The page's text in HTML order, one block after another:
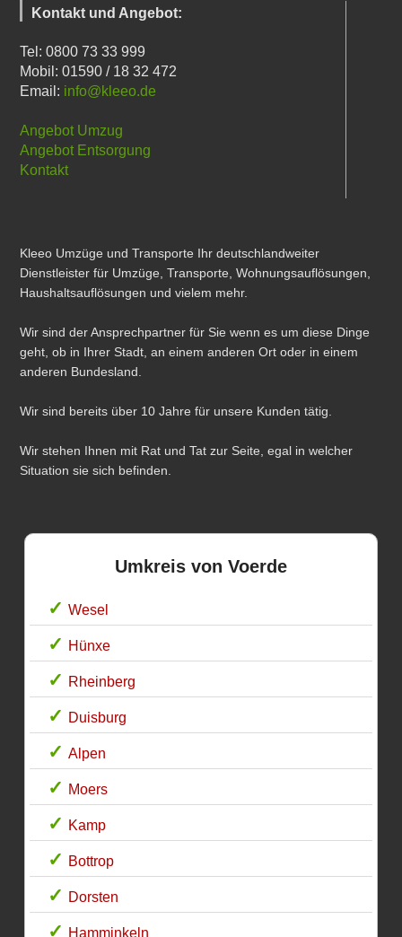
Kontakt und Angebot:
Tel: 0800 73 33 999
Mobil: 01590 / 18 32 472
Email: info@kleeo.de
Angebot Umzug
Angebot Entsorgung
Kontakt
Kleeo Umzüge und Transporte Ihr deutschlandweiter
Dienstleister für Umzüge, Transporte, Wohnungsauflösungen,
Haushaltsauflösungen und vielem mehr.
Wir sind der Ansprechpartner für Sie wenn es um diese Dinge
geht, ob in Ihrer Stadt, an einem anderen Ort oder in einem
anderen Bundesland.
Wir sind bereits über 10 Jahre für unsere Kunden tätig.
Wir stehen Ihnen mit Rat und Tat zur Seite, egal in welcher
Situation sie sich befinden.
Umkreis von Voerde
Wesel
Hünxe
Rheinberg
Duisburg
Alpen
Moers
Kamp
Bottrop
Dorsten
Hamminkeln